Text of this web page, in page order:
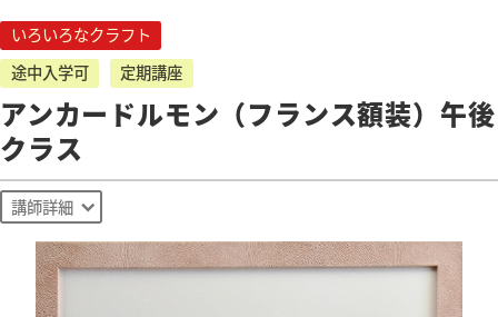
いろいろなクラフト
途中入学可
定期講座
アンカードルモン（フランス額装）午後
クラス
講師詳細